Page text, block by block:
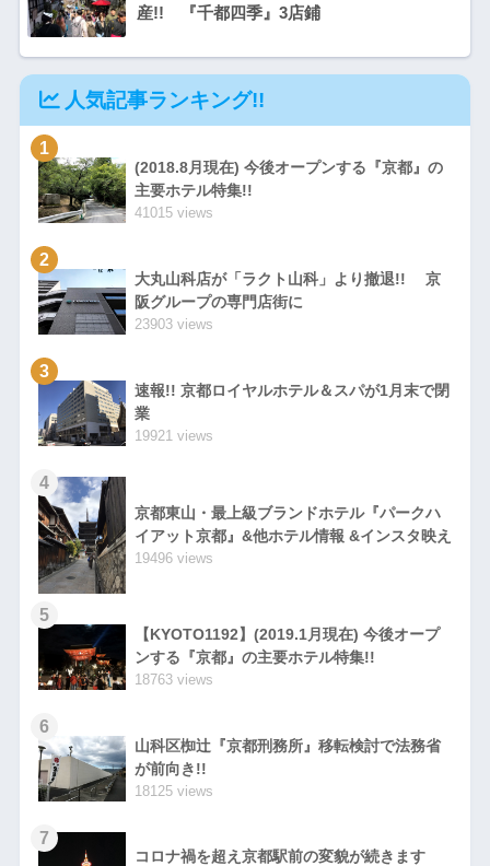
産!! 『千都四季』3店鋪
人気記事ランキング!!
1
(2018.8月現在) 今後オープンする『京都』の
主要ホテル特集!!
41015 views
2
大丸山科店が「ラクト山科」より撤退!! 京
阪グループの専門店街に
23903 views
3
速報!! 京都ロイヤルホテル＆スパが1月末で閉
業
19921 views
4
京都東山・最上級ブランドホテル『パークハ
イアット京都』&他ホテル情報 &インスタ映え
19496 views
5
【KYOTO1192】(2019.1月現在) 今後オープ
ンする『京都』の主要ホテル特集!!
18763 views
6
山科区椥辻『京都刑務所』移転検討で法務省
が前向き!!
18125 views
7
コロナ禍を超え京都駅前の変貌が続きます